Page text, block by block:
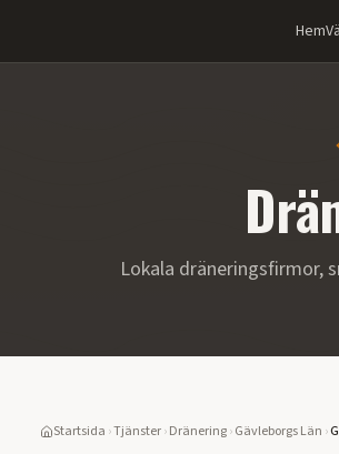
Hem
Lokala dräneringsfirmor,
Startsida ›Tjänster›Dränering›Gävleborgs Län ›